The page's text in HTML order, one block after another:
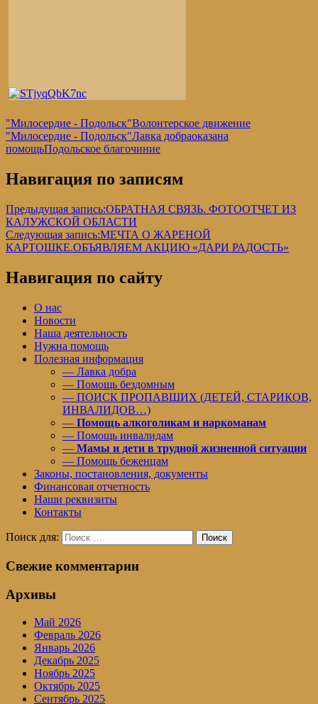
"Милосердие - Подольск"Волонтерское движение
"Милосердие - Подольск"Лавка добраоказана
помощьПодольское благочиние
Навигация по записям
Предыдущая запись:ОБРАТНАЯ СВЯЗЬ. ФОТООТЧЕТ ИЗ
КАЛУЖСКОЙ ОБЛАСТИ
Следующая запись:МЕЧТА О ЖАРЕНОЙ
КАРТОШКЕ.ОБЪЯВЛЯЕМ АКЦИЮ «ДАРИ РАДОСТЬ»
Навигация по сайту
О нас
Новости
Наша деятельность
Нужна помощь
Полезная информация
— Лавка добра
— Помощь бездомным
— ПОИСК ПРОПАВШИХ (ДЕТЕЙ, СТАРИКОВ,
ИНВАЛИДОВ…)
— Помощь алкоголикам и наркоманам
— Помощь инвалидам
— Мамы и дети в трудной жизненной ситуации
— Помощь беженцам
Законы, постановления, документы
Финансовая отчетность
Наши реквизиты
Контакты
Поиск для: Поиск
Свежие комментарии
Архивы
Май 2026
Февраль 2026
Январь 2026
Декабрь 2025
Ноябрь 2025
Октябрь 2025
Сентябрь 2025